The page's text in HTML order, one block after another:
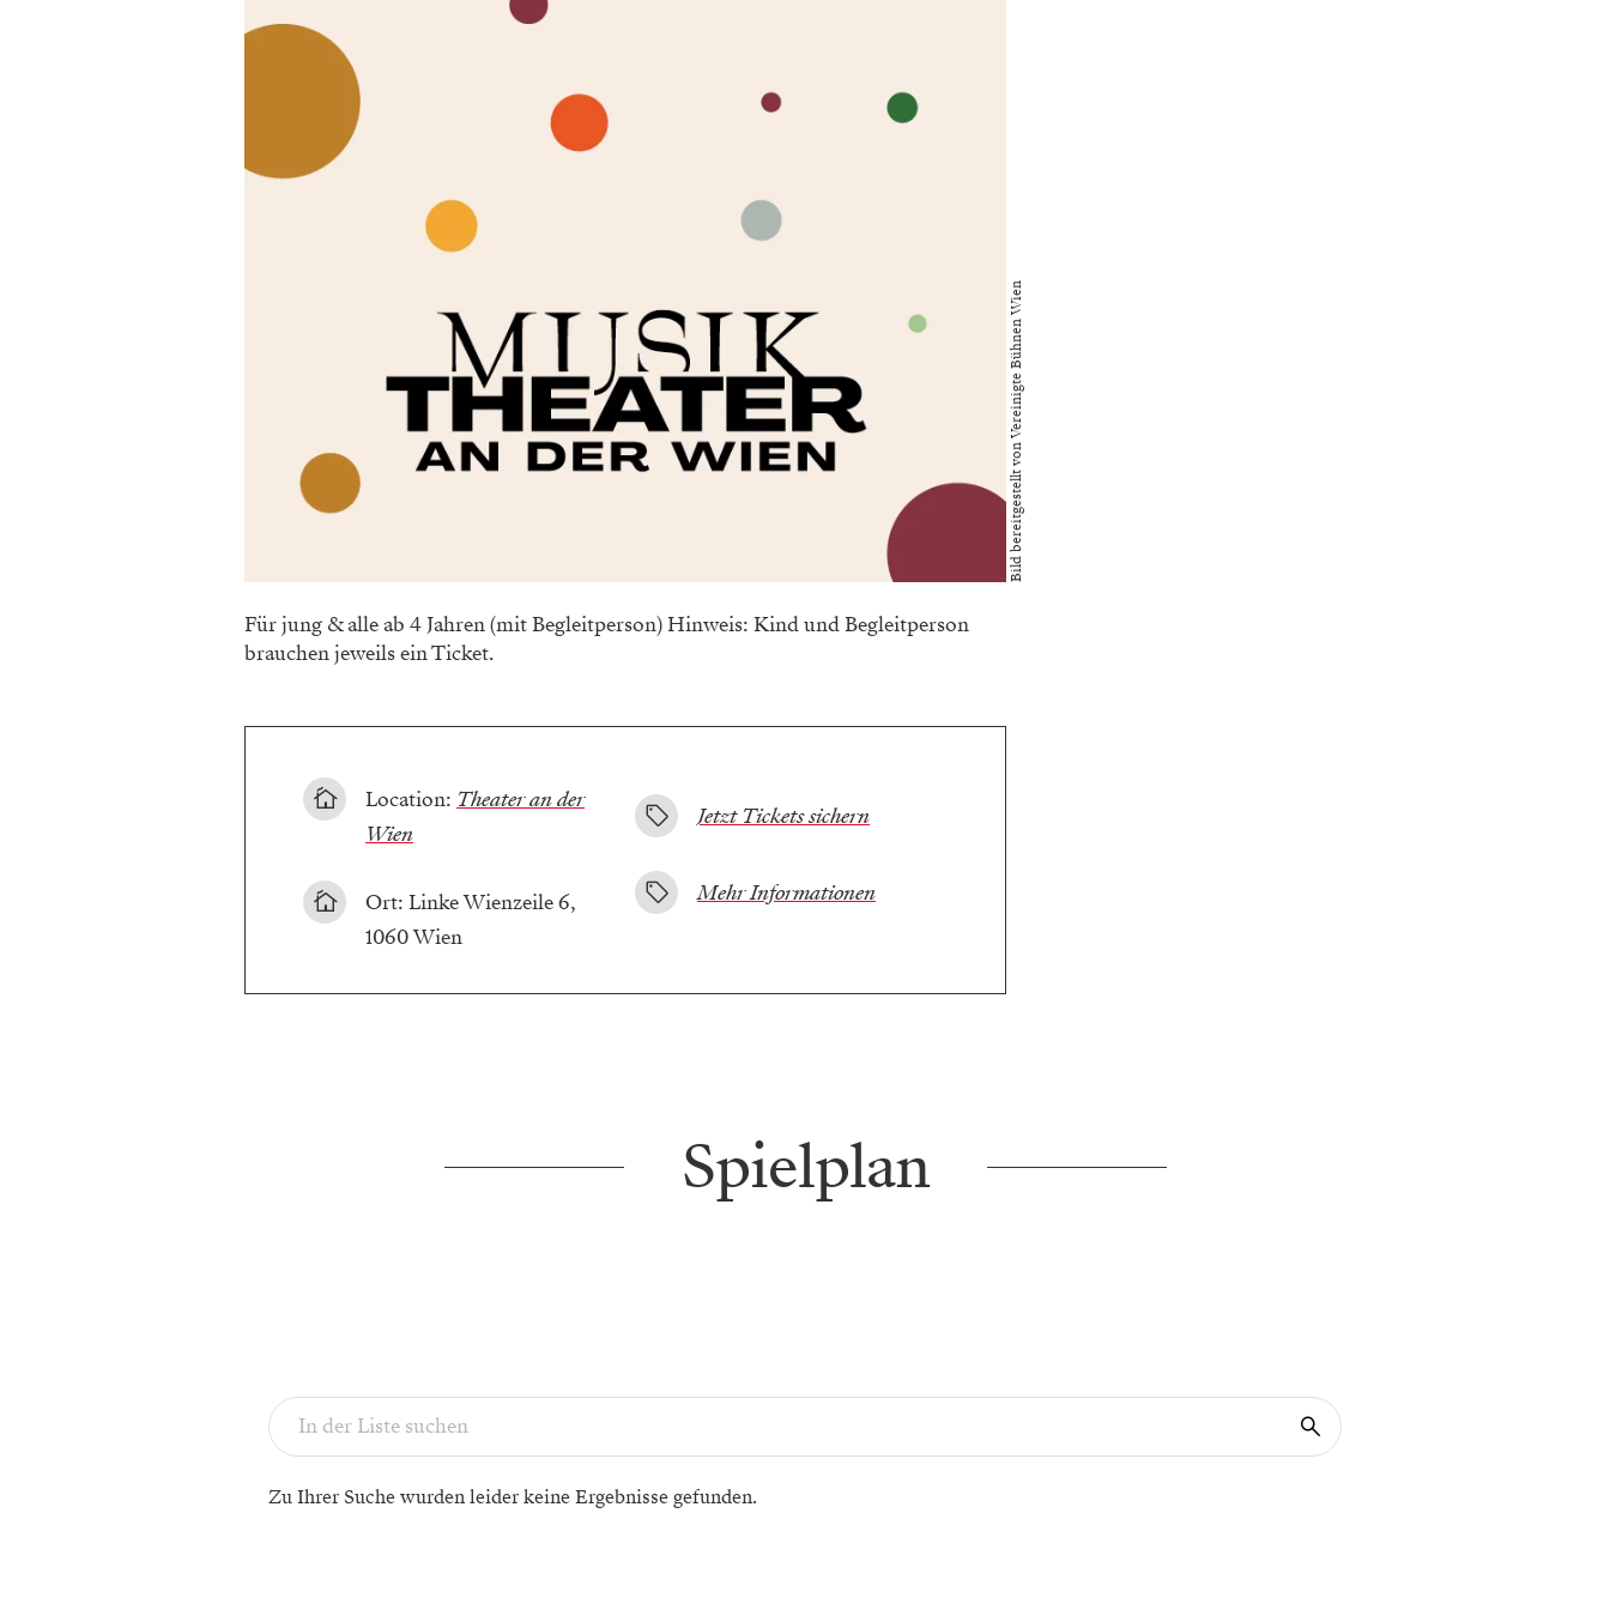
Bild bereitgestellt von Vereinigte Bühnen Wien
Für jung & alle ab 4 Jahren (mit Begleitperson) Hinweis: Kind und Begleitperson
brauchen jeweils ein Ticket.
Location: Theater an der
Wien
Ort: Linke Wienzeile 6,
1060 Wien
Jetzt Tickets sichern
Mehr Informationen
Spielplan
Zu Ihrer Suche wurden leider keine Ergebnisse gefunden.